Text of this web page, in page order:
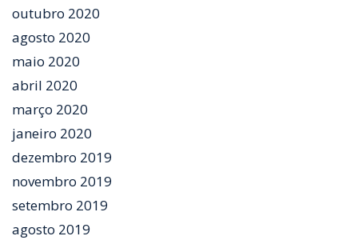
outubro 2020
agosto 2020
maio 2020
abril 2020
março 2020
janeiro 2020
dezembro 2019
novembro 2019
setembro 2019
agosto 2019